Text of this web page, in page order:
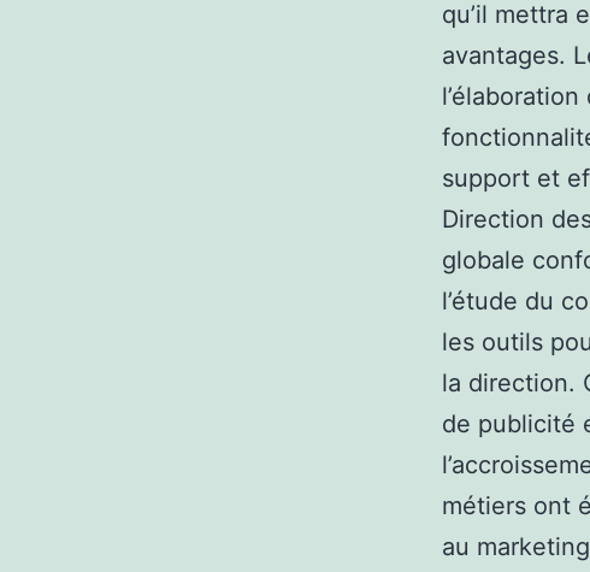
qu’il mettra
avantages.
support et
Direction
globale
l’étude du
les outils
la direction.
de publicité
métiers ont
au